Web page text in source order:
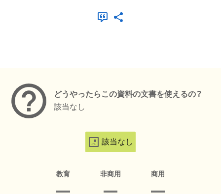
どうやったらこの資料の文書を使えるの？
該当なし
該当なし
教育 非商用 商用